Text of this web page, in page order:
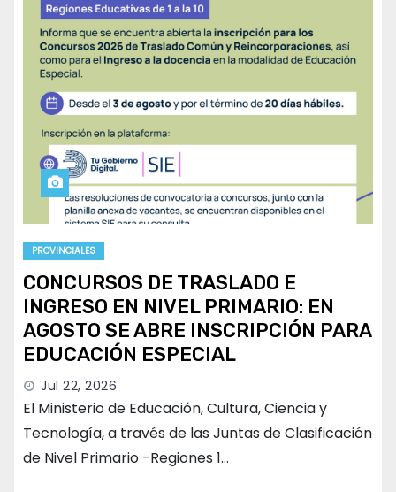
PROVINCIALES
CONCURSOS DE TRASLADO E
INGRESO EN NIVEL PRIMARIO: EN
AGOSTO SE ABRE INSCRIPCIÓN PARA
EDUCACIÓN ESPECIAL
Jul 22, 2026
El Ministerio de Educación, Cultura, Ciencia y
Tecnología, a través de las Juntas de Clasificación
de Nivel Primario -Regiones 1…